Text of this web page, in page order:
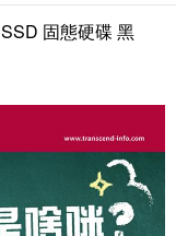
固態硬碟 黑